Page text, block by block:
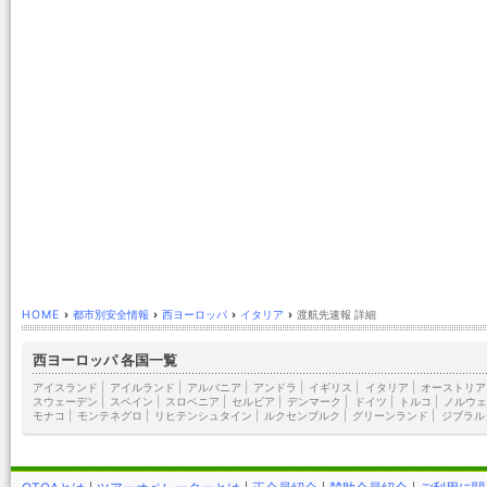
HOME › 都市別安全情報 › 西ヨーロッパ › イタリア › 渡航先速報 詳細
西ヨーロッパ 各国一覧
アイスランド アイルランド アルバニア アンドラ イギリス イタリア オーストリア
スウェーデン
スペイン スロベニア セルビア デンマーク ドイツ トルコ
ノルウ
モナコ
モンテネグロ リヒテンシュタイン ルクセンブルク グリーンランド ジブラル